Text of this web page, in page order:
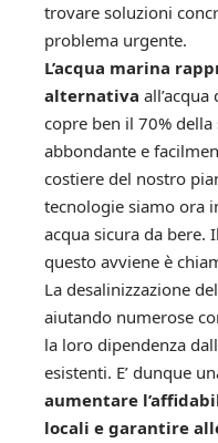
trovare soluzioni
problema urgente.
L’acqua marina
alternativa
copre ben il 70%
abbondante e
costiere del nostro
tecnologie siamo ora
acqua sicura da bere.
questo avviene è
La desalinizzazione
aiutando numerose
la loro dipendenza
esistenti. E’ dunque
aumentare
locali e garantire